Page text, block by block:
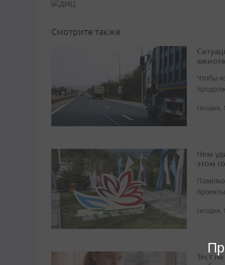
Смотрите также
Чтобы
сегодня,
Чем
этом
сегодня,
Тест